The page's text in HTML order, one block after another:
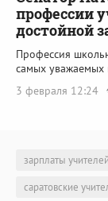
профессии
достойной
Профессия
самых уважаемых
3 февраля 12:24
зарплаты учителей
саратовские